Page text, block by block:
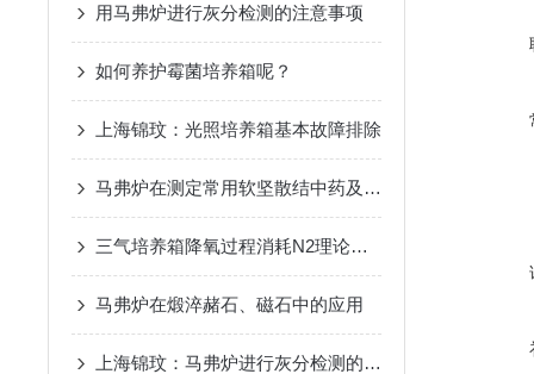
用马弗炉进行灰分检测的注意事项
如何养护霉菌培养箱呢？
上海锦玟：光照培养箱基本故障排除
马弗炉在测定常用软坚散结中药及复方的碘含量。中的应用
三气培养箱降氧过程消耗N2理论计算表
马弗炉在煅淬赭石、磁石中的应用
上海锦玟：马弗炉进行灰分检测的注意事项